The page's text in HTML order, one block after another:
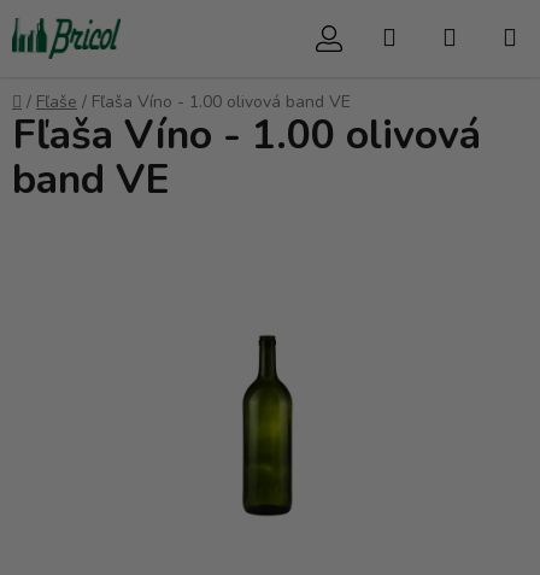
Prejsť
na
obsah
Hľadať
Domov
/ Fľaše / Fľaša Víno - 1.00 olivová band VE
Fľaša Víno - 1.00 olivová
band VE